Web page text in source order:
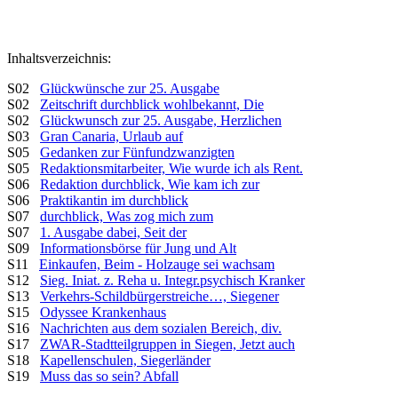
Inhaltsverzeichnis:
S02 Glückwünsche zur 25. Ausgabe
S02 Zeitschrift durchblick wohlbekannt, Die
S02 Glückwunsch zur 25. Ausgabe, Herzlichen
S03 Gran Canaria, Urlaub auf
S05 Gedanken zur Fünfundzwanzigten
S05 Redaktionsmitarbeiter, Wie wurde ich als Rent.
S06 Redaktion durchblick, Wie kam ich zur
S06 Praktikantin im durchblick
S07 durchblick, Was zog mich zum
S07 1. Ausgabe dabei, Seit der
S09 Informationsbörse für Jung und Alt
S11 Einkaufen, Beim - Holzauge sei wachsam
S12 Sieg. Iniat. z. Reha u. Integr.psychisch Kranker
S13 Verkehrs-Schildbürgerstreiche…, Siegener
S15 Odyssee Krankenhaus
S16 Nachrichten aus dem sozialen Bereich, div.
S17 ZWAR-Stadtteilgruppen in Siegen, Jetzt auch
S18 Kapellenschulen, Siegerländer
S19 Muss das so sein? Abfall